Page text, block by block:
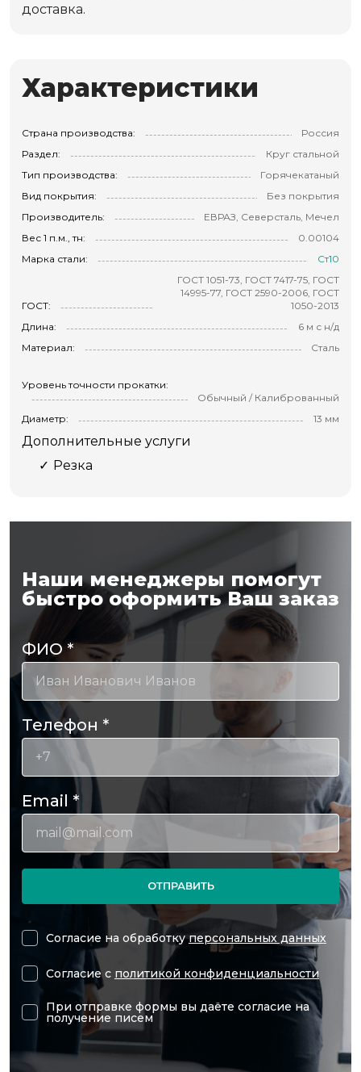
доставка.
Характеристики
Страна производства:
Россия
Раздел:
Круг стальной
Тип производства:
Горячекатаный
Вид покрытия:
Без покрытия
Производитель:
ЕВРАЗ, Северсталь, Мечел
Вес 1 п.м., тн:
0.00104
Марка стали:
Ст10
ГОСТ:
ГОСТ 1051-73, ГОСТ 7417-75, ГОСТ
14995-77, ГОСТ 2590-2006, ГОСТ
1050-2013
Длина:
6 м с н/д
Материал:
Сталь
Уровень точности прокатки:
Обычный / Калиброванный
Диаметр:
13 мм
Дополнительные услуги
Резка
Наши менеджеры помогут
быстро оформить Ваш заказ
ФИО*
Телефон *
Email *
ОТПРАВИТЬ
Согласие на обработкуперсональных данных
Согласие с политикой конфиденциальности
При отправке формы вы даёте согласие на
получение писем